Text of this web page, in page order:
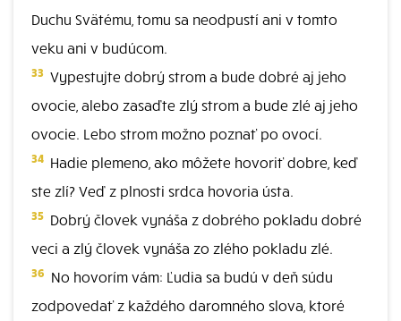
Duchu Svätému, tomu sa neodpustí ani v tomto
veku ani v budúcom.
33 Vypestujte dobrý strom a bude dobré aj jeho
ovocie, alebo zasaďte zlý strom a bude zlé aj jeho
ovocie. Lebo strom možno poznať po ovocí.
34 Hadie plemeno, ako môžete hovoriť dobre, keď
ste zlí? Veď z plnosti srdca hovoria ústa.
35 Dobrý človek vynáša z dobrého pokladu dobré
veci a zlý človek vynáša zo zlého pokladu zlé.
36 No hovorím vám: Ľudia sa budú v deň súdu
zodpovedať z každého daromného slova, ktoré